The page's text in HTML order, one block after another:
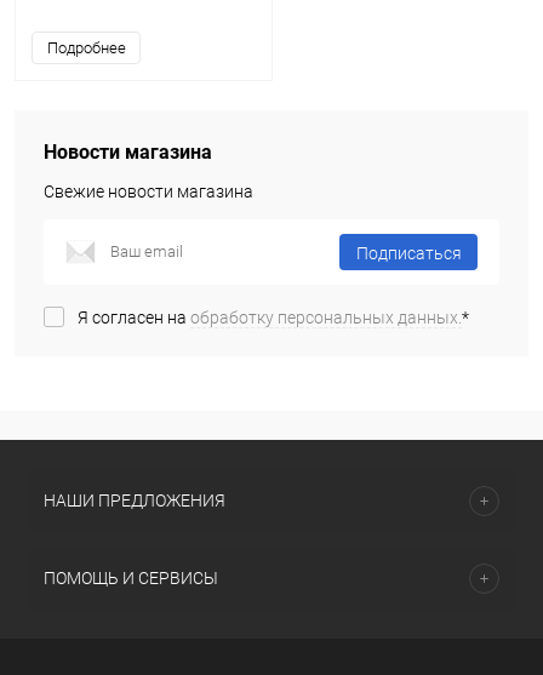
Подробнее
Новости магазина
Свежие новости магазина
Подписаться
Я согласен на обработку персональных данных.*
НАШИ ПРЕДЛОЖЕНИЯ
ПОМОЩЬ И СЕРВИСЫ